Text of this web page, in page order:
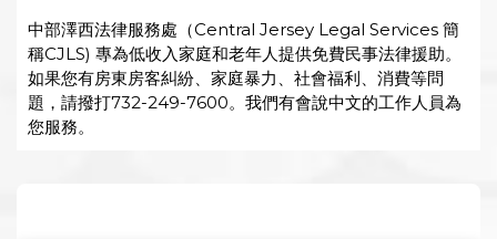
中部澤西法律服務處（Central Jersey Legal Services 簡
稱CJLS) 專為低收入家庭和老年人提供免費民事法律援助。
如果您有房東房客糾紛、家庭暴力、社會福利、消費等問
題，請撥打732-249-7600。我們有會說中文的工作人員為
您服務。